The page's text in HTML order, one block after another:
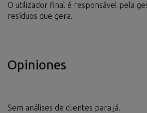
O utilizador final é responsável pela
resíduos que gera.
Opiniones
Sem análises de clientes para já.